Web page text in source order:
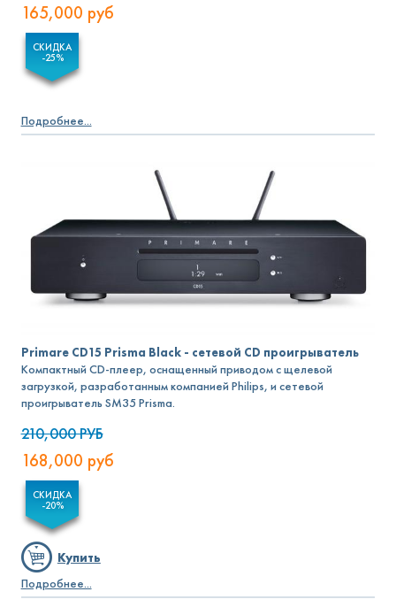
165,000 руб
СКИДКА
-25%
Подробнее...
Primare CD15 Prisma Black - сетевой CD проигрыватель
Компактный CD-плеер, оснащенный приводом с щелевой
загрузкой, разработанным компанией Philips, и сетевой
проигрыватель SM35 Prisma.
210,000РУБ
168,000 руб
СКИДКА
-20%
Купить
Подробнее...